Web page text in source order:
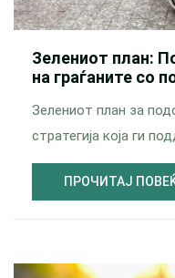
Зелениот план:
на граѓаните со
Зелениот план за
стратегија која ги
ПРОЧИТАЈ